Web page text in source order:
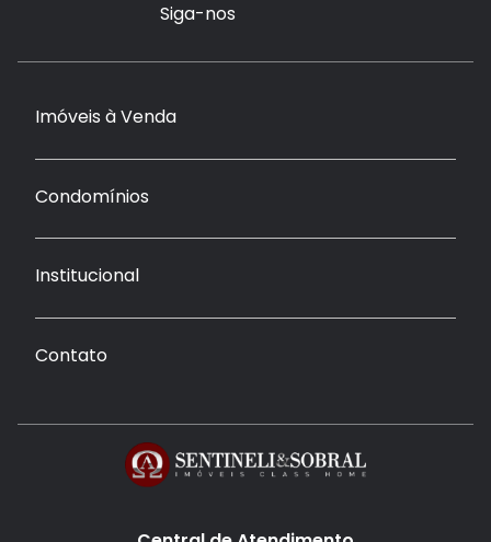
Siga-nos
Imóveis à Venda
Condomínios
Institucional
Contato